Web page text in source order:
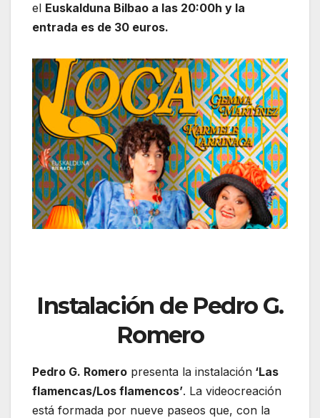
el Euskalduna Bilbao a las 20:00h y la
entrada es de 30 euros.
Instalación de Pedro G.
Romero
Pedro G. Romero presenta la instalación ‘Las
flamencas/Los flamencos’. La videocreación
está formada por nueve paseos que, con la